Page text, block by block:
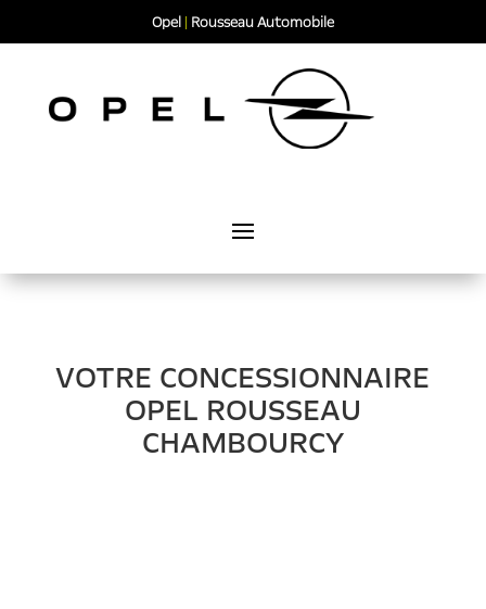
Opel | Rousseau Automobile
VOTRE CONCESSIONNAIRE
OPEL ROUSSEAU
CHAMBOURCY